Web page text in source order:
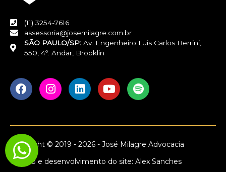
(11) 3254-7616
assessoria@josemilagre.com.br
SÃO PAULO/SP: Av. Engenheiro Luis Carlos Berrini,
550, 4º. Andar, Brooklin
F
a
c
b
o
o
k
I
n
s
a
g
r
a
L
i
n
e
d
i
n
Y
o
u
u
b
e
S
p
o
i
y
Copyright © 2019 - 2026 - José Milagre Advocacia
Criação e desenvolvimento do site: Alex Sanches